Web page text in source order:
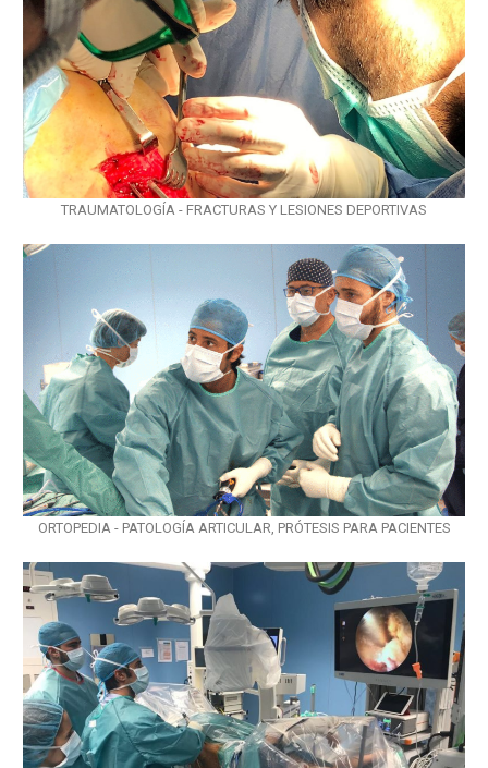
TRAUMATOLOGÍA - FRACTURAS Y LESIONES DEPORTIVAS
ORTOPEDIA - PATOLOGÍA ARTICULAR, PRÓTESIS PARA PACIENTES